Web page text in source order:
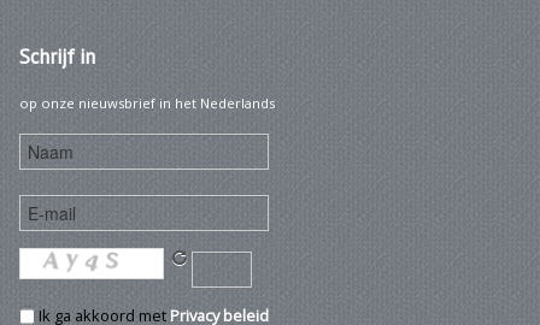
Schrijfin
op onze nieuwsbrief in het Nederlands
Ik ga akkoord metPrivacy beleid